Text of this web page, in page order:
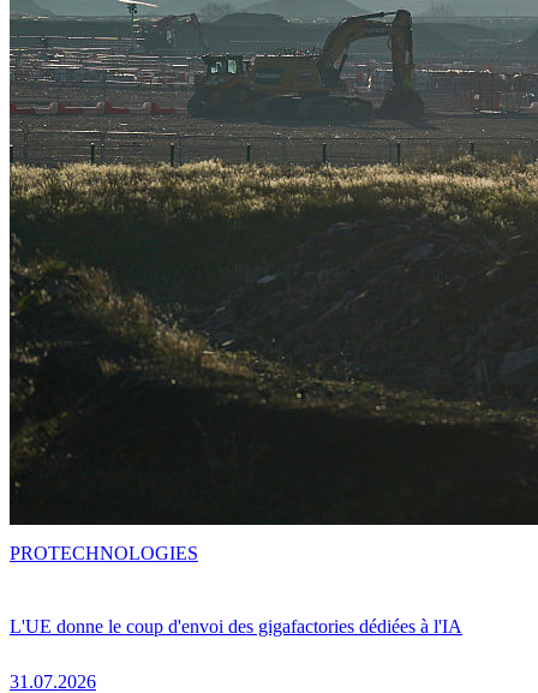
L'UE donne le coup d'envoi des gigafactories dédiées à l'IA
31.07.2026
PROTECHNOLOGIES